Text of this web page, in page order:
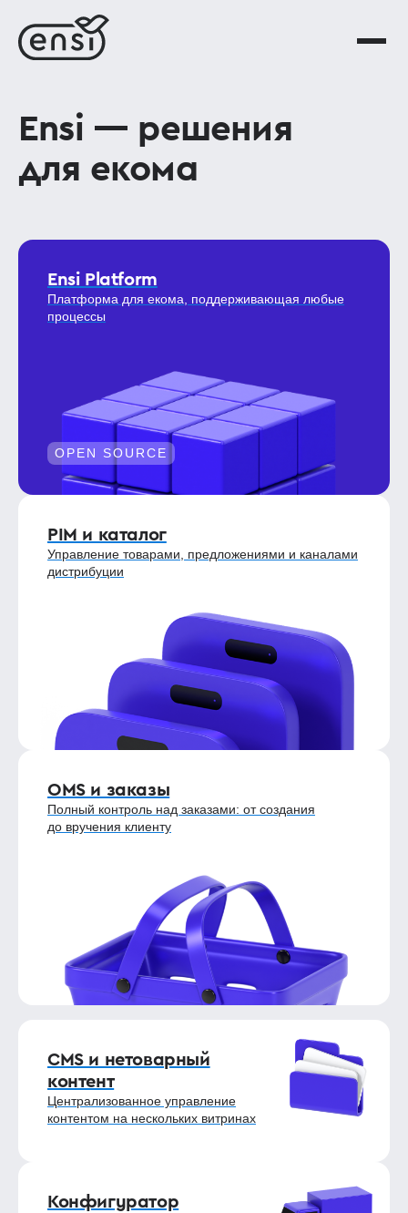
Ensi — решения
для екома
Ensi Platform
Платформа для екома, поддерживающая любые
процессы
OPEN SOURCE
PIM и каталог
Управление товарами, предложениями и каналами
дистрибуции
OMS и заказы
Полный контроль над заказами: от создания
до вручения клиенту
CMS и нетоварный
контент
Централизованное управление
контентом на нескольких витринах
Конфигуратор